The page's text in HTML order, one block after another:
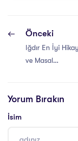
Önceki
Iğdır En İyi
ve Masal
Yorum Bırakın
İsim